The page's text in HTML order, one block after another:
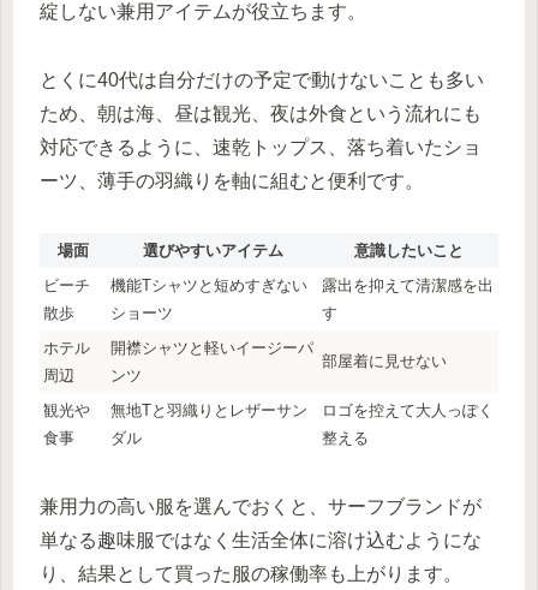
綻しない兼用アイテムが役立ちます。
とくに40代は自分だけの予定で動けないことも多い
ため、朝は海、昼は観光、夜は外食という流れにも
対応できるように、速乾トップス、落ち着いたショ
ーツ、薄手の羽織りを軸に組むと便利です。
場面 選びやすいアイテム
意識したいこと
ビーチ
散歩
機能Tシャツと短めすぎない
ショーツ
露出を抑えて清潔感を出
す
ホテル
周辺
開襟シャツと軽いイージーパ
ンツ
部屋着に見せない
観光や
食事
無地Tと羽織りとレザーサン
ダル
ロゴを控えて大人っぽく
整える
兼用力の高い服を選んでおくと、サーフブランドが
単なる趣味服ではなく生活全体に溶け込むようにな
り、結果として買った服の稼働率も上がります。